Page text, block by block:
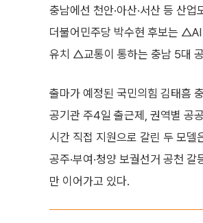
충남에선 천안·아산·서산 등 산
더불어민주당 박수현 후보는
유치 △교통이 통하는 충남 5대
출마가 예정된 국민의힘 김태흠
공기관 주4일 출근제, 권역별 공
시간 직접 지원으로 갈린 두 모델
공주·부여·청양 보궐선거 공천
만 이어가고 있다.